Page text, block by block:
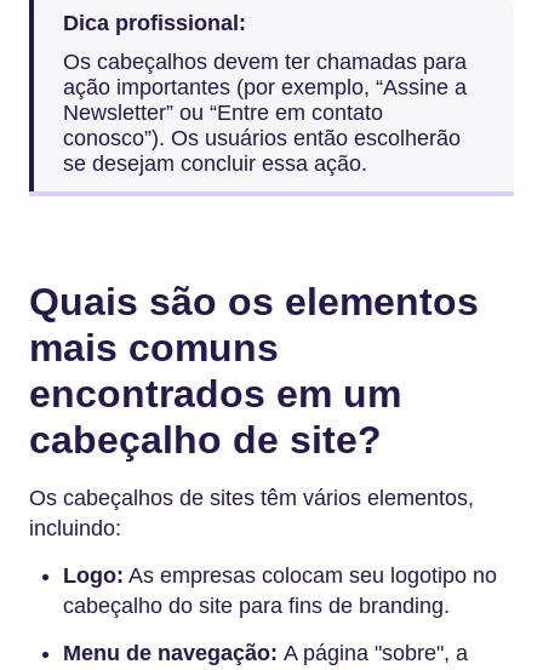
Dica profissional:
Os cabeçalhos devem ter chamadas para
ação importantes (por exemplo, “Assine a
Newsletter” ou “Entre em contato
conosco”). Os usuários então escolherão
se desejam concluir essa ação.
Quais são os elementos
mais comuns
encontrados em um
cabeçalho de site?
Os cabeçalhos de sites têm vários elementos,
incluindo:
Logo: As empresas colocam seu logotipo no
cabeçalho do site para fins de branding.
Menu de navegação: A página "sobre", a